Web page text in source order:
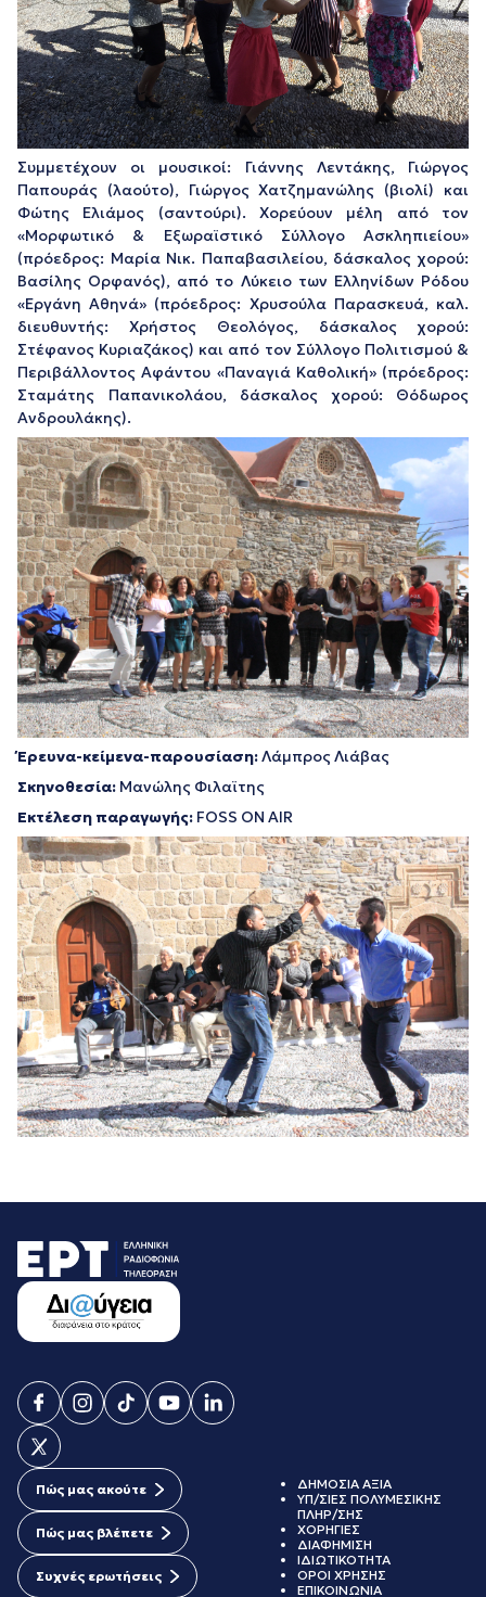
Συμμετέχουν οι μουσικοί: Γιάννης Λεντάκης, Γιώργος
Παπουράς (λαούτο), Γιώργος Χατζημανώλης (βιολί) και
Φώτης Ελιάμος (σαντούρι). Χορεύουν μέλη από τον
«Μορφωτικό & Εξωραϊστικό Σύλλογο Ασκληπιείου»
(πρόεδρος: Μαρία Νικ. Παπαβασιλείου, δάσκαλος χορού:
Βασίλης Ορφανός), από το Λύκειο των Ελληνίδων Ρόδου
«Εργάνη Αθηνά» (πρόεδρος: Χρυσούλα Παρασκευά, καλ.
διευθυντής: Χρήστος Θεολόγος, δάσκαλος χορού:
Στέφανος Κυριαζάκος) και από τον Σύλλογο Πολιτισμού &
Περιβάλλοντος Αφάντου «Παναγιά Καθολική» (πρόεδρος:
Σταμάτης Παπανικολάου, δάσκαλος χορού: Θόδωρος
Ανδρουλάκης).
Έρευνα-κείμενα-παρουσίαση:Λάμπρος Λιάβας
Σκηνοθεσία: Μανώλης Φιλαϊτης
Εκτέλεση παραγωγής: FOSS ON AIR
Πώς μας ακούτε
Πώς μας βλέπετε
Συχνές ερωτήσεις
ΔΗΜΟΣΙΑ ΑΞΙΑ
ΥΠ/ΣΙΕΣ ΠΟΛΥΜΕΣΙΚΗΣ
ΠΛΗΡ/ΣΗΣ
ΧΟΡΗΓΙΕΣ
ΔΙΑΦΗΜΙΣΗ
ΙΔΙΩΤΙΚΟΤΗΤΑ
ΟΡΟΙ ΧΡΗΣΗΣ
ΕΠΙΚΟΙΝΩΝΙΑ